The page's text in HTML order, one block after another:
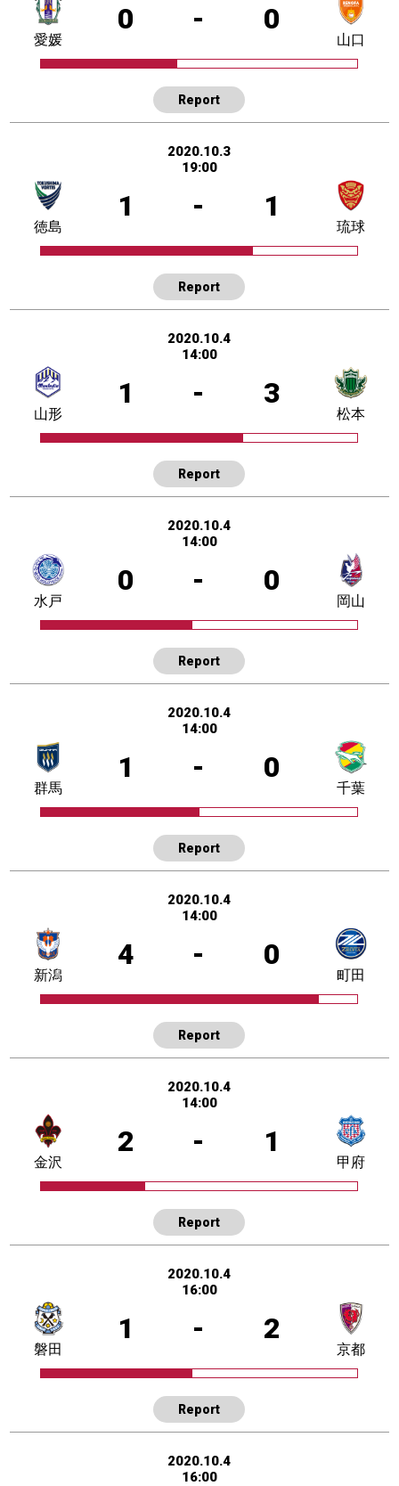
0 - 0
愛媛 山口
Report
2020.10.3
19:00
1 - 1
徳島 琉球
Report
2020.10.4
14:00
1 - 3
山形 松本
Report
2020.10.4
14:00
0 - 0
水戸 岡山
Report
2020.10.4
14:00
1 - 0
群馬 千葉
Report
2020.10.4
14:00
4 - 0
新潟 町田
Report
2020.10.4
14:00
2 - 1
金沢 甲府
Report
2020.10.4
16:00
1 - 2
磐田 京都
Report
2020.10.4
16:00